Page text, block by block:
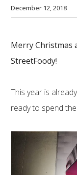
December 12, 2018
Merry Christmas
StreetFoody!
This year is
ready to spend